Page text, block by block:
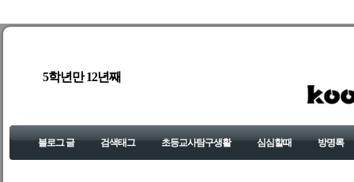
5학년만 12년째
블로그 글 검색태그 초등교사탐구생활 심심할때 방명록